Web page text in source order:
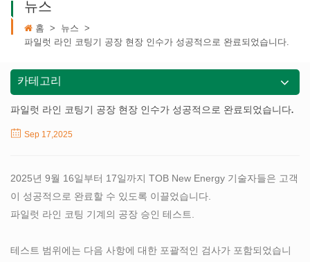
뉴스
홈 > 뉴스 >
파일럿 라인 코팅기 공장 현장 인수가 성공적으로 완료되었습니다.
카테고리
파일럿 라인 코팅기 공장 현장 인수가 성공적으로 완료되었습니다.
Sep 17,2025
2025년 9월 16일부터 17일까지 TOB New Energy 기술자들은 고객
이 성공적으로 완료할 수 있도록 이끌었습니다.
파일럿 라인 코팅 기계의 공장 승인 테스트.
테스트 범위에는 다음 사항에 대한 포괄적인 검사가 포함되었습니